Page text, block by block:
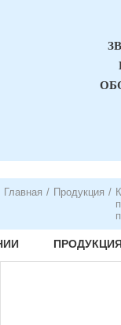
Главная / Продукция /